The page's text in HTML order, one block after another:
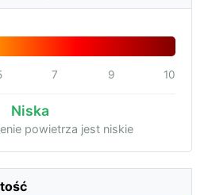
7 9 10
Niska
powietrza jest niskie